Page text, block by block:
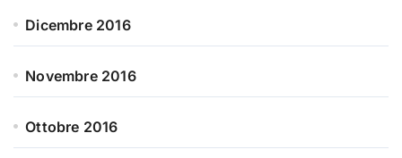
Dicembre 2016
Novembre 2016
Ottobre 2016